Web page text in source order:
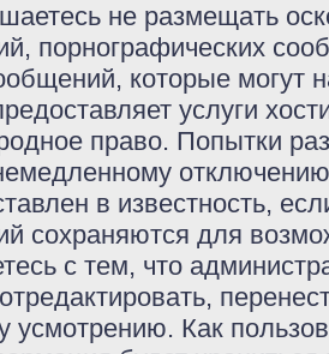
не размещать
порнографических
которые могут
услуги
право. Попытки
в известность,
сохраняются для
с тем, что
усмотрению. Как